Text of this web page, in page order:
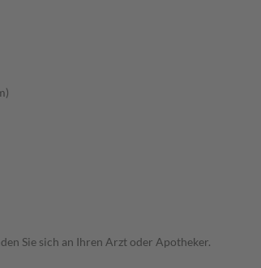
Sie sich an Ihren Arzt oder Apotheker.